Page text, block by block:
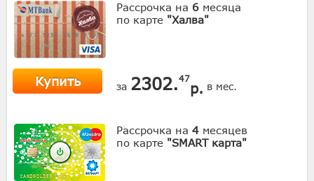
Рассрочка на 6 месяца
по карте "Халва"
Купить за 2302.47
р. в мес.
Рассрочка на 4 месяцев
по карте "SMART карта"